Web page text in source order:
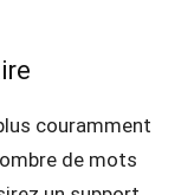
couramment
de mots